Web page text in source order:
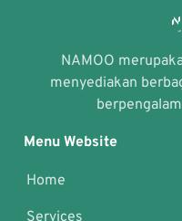
NAMOO
menyediakan
Menu Website
Home
Services